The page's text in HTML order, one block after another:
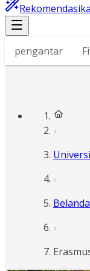
pengantar
Belanda